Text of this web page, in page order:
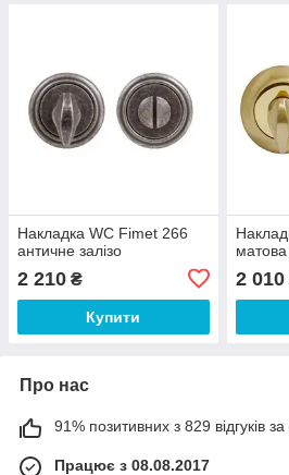
Накладка WC Fimet 266
античне залізо
2 210 ₴
Купити
2 010
Про нас
91% позитивних з 829 відгуків за
Працює з 08.08.2017